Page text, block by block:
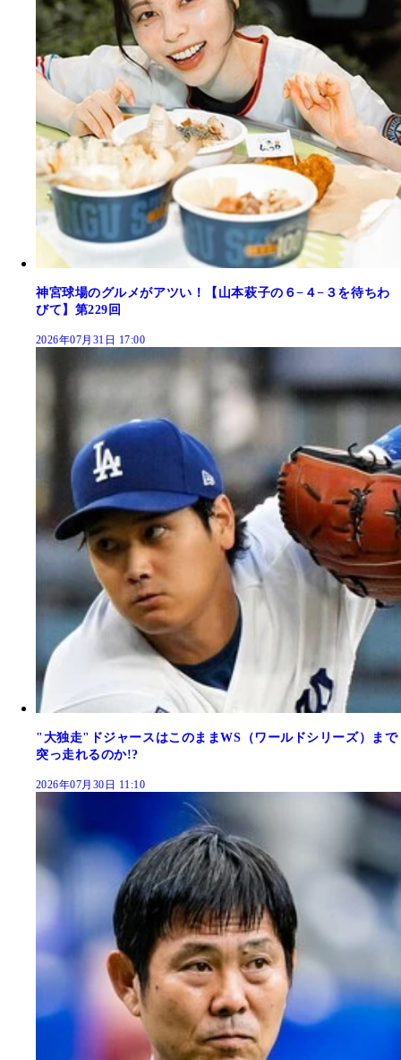
神宮球場のグルメがアツい！【山本萩子の６−４−３を待ちわ
びて】第229回
2026年07月31日 17:00
"大独走"ドジャースはこのままWS（ワールドシリーズ）まで
突っ走れるのか!?
2026年07月30日 11:10